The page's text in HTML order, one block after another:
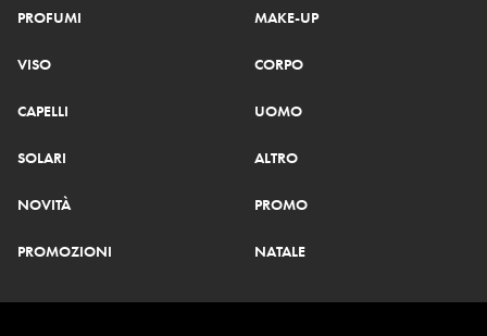
PROFUMI MAKE-UP
VISO CORPO
CAPELLI UOMO
SOLARI ALTRO
NOVITÀ PROMO
PROMOZIONI NATALE